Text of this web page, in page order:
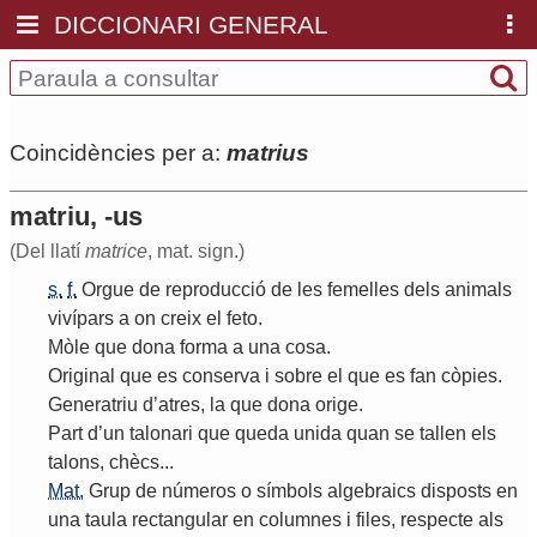
DICCIONARI GENERAL
Coincidències per a: matrius
matriu, -us
(Del llatí matrice, mat. sign.)
s. f. Orgue de reproducció de les femelles dels animals
vivípars a on creix el feto.
Mòle que dona forma a una cosa.
Original que es conserva i sobre el que es fan còpies.
Generatriu d’atres, la que dona orige.
Part d’un talonari que queda unida quan se tallen els
talons, chècs...
Mat. Grup de números o símbols algebraics disposts en
una taula rectangular en columnes i files, respecte als